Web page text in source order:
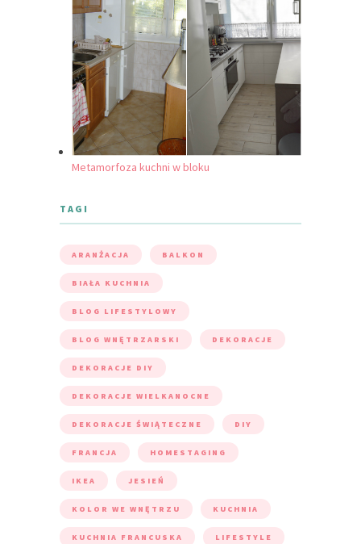
Metamorfoza kuchni w bloku
TAGI
ARANŻACJA BALKON
BIAŁA KUCHNIA
BLOG LIFESTYLOWY
BLOG WNĘTRZARSKI DEKORACJE
DEKORACJE DIY
DEKORACJE WIELKANOCNE
DEKORACJE ŚWIĄTECZNE DIY
FRANCJA HOMESTAGING
IKEA JESIEŃ
KOLOR WE WNĘTRZU KUCHNIA
KUCHNIA FRANCUSKA LIFESTYLE